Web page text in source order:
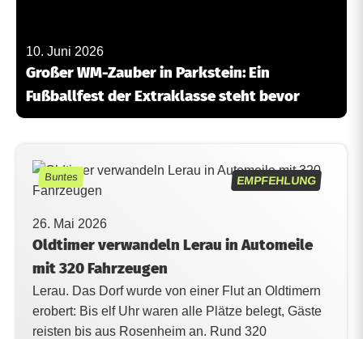
10. Juni 2026
Großer WM-Zauber in Parkstein: Ein
Fußballfest der Extraklasse steht bevor
EMPFEHLUNG
Buntes
26. Mai 2026
Oldtimer verwandeln Lerau in Automeile
mit 320 Fahrzeugen
Lerau. Das Dorf wurde von einer Flut an Oldtimern
erobert: Bis elf Uhr waren alle Plätze belegt, Gäste
reisten bis aus Rosenheim an. Rund 320